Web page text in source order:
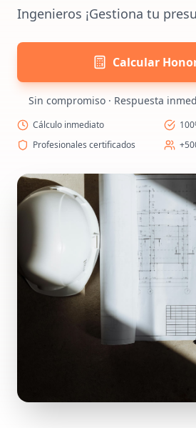
Ingenieros ¡Gestiona tu
Calcular
Sin compromiso · Respuesta
Cálculo inmediato
Profesionales certificados